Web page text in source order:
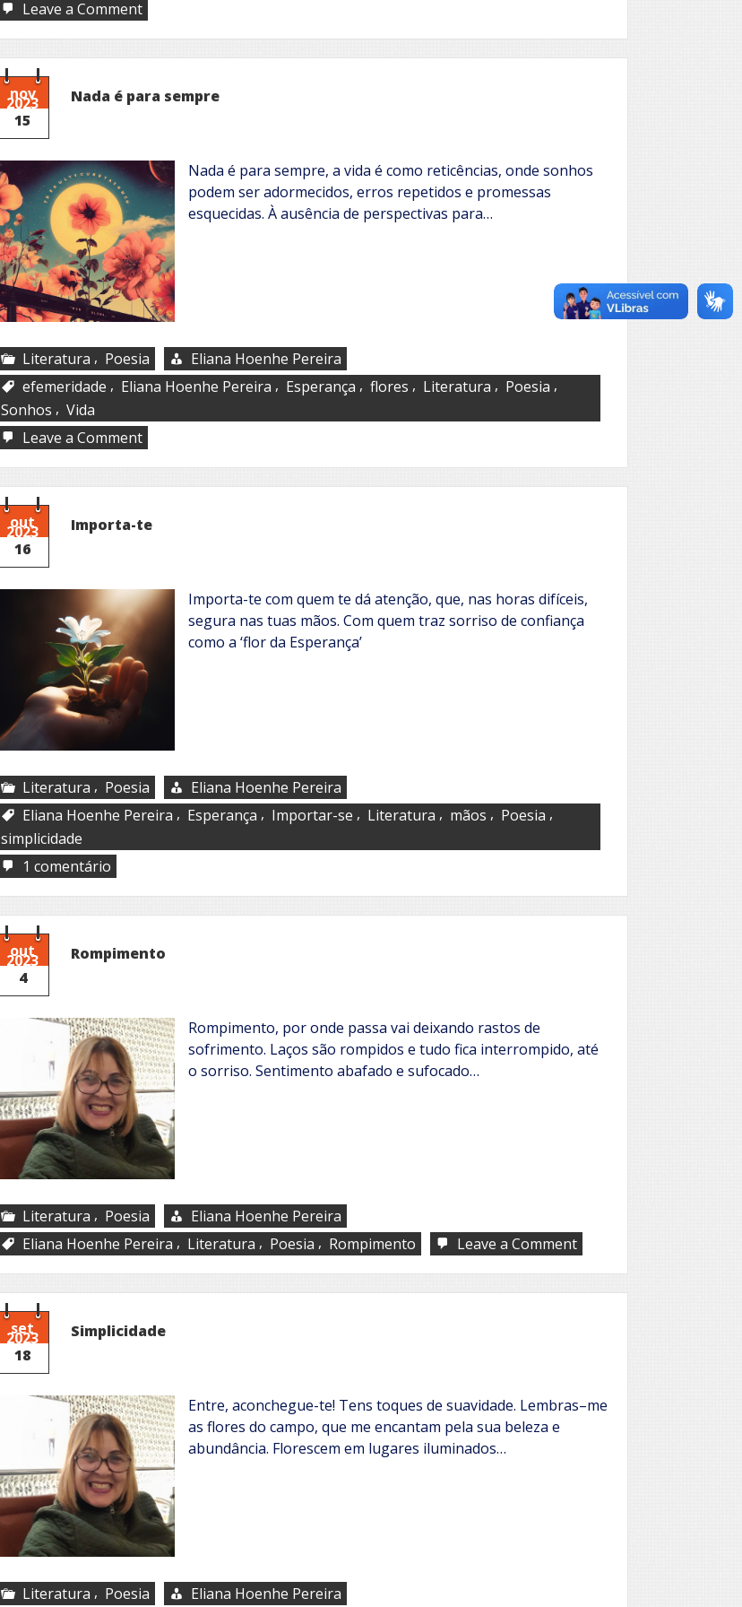
Leave a Commenton
Magia
da
atração
nov
2023
15
Nada é para sempre
Nada é para sempre, a vida é como reticências, onde sonhos
podem ser adormecidos, erros repetidos e promessas
esquecidas. À ausência de perspectivas para…
Literatura , Poesia
Eliana Hoenhe Pereira
efemeridade , Eliana Hoenhe Pereira , Esperança , flores , Literatura , Poesia ,
Sonhos , Vida
Leave a Commenton
Nada
é
para
out
2023
16
Importa-te
Importa-te com quem te dá atenção, que, nas horas difíceis,
segura nas tuas mãos. Com quem traz sorriso de confiança
como a ‘flor da Esperança’
Literatura , Poesia
Eliana Hoenhe Pereira
Eliana Hoenhe Pereira , Esperança , Importar-se , Literatura , mãos , Poesia ,
simplicidade
1 comentário
Importa-
te
out
2023
4
Rompimento
Rompimento, por onde passa vai deixando rastos de
sofrimento. Laços são rompidos e tudo fica interrompido, até
o sorriso. Sentimento abafado e sufocado…
Literatura , Poesia
Eliana Hoenhe Pereira
Eliana Hoenhe Pereira , Literatura , Poesia , Rompimento Leave a Commenton
Rompimento
set
2023
18
Simplicidade
Entre, aconchegue-te! Tens toques de suavidade. Lembras–me
as flores do campo, que me encantam pela sua beleza e
abundância. Florescem em lugares iluminados…
Literatura , Poesia Eliana Hoenhe Pereira